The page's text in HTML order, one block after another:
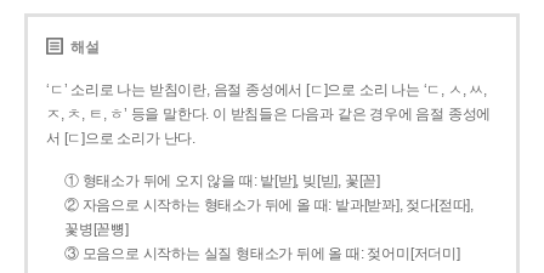
해설
‘ㄷ’ 소리로 나는 받침이란, 음절 종성에서 [ㄷ]으로 소리 나는 ‘ㄷ, ㅅ, ㅆ,
ㅈ, ㅊ, ㅌ, ㅎ’ 등을 말한다. 이 받침들은 다음과 같은 경우에 음절 종성에
서 [ㄷ]으로 소리가 난다.
① 형태소가 뒤에 오지 않을 때: 밭[받], 빚[빋], 꽃[꼳]
② 자음으로 시작하는 형태소가 뒤에 올 때: 밭과[받꽈], 젖다[젇따],
꽃병[꼳뼝]
③ 모음으로 시작하는 실질 형태소가 뒤에 올 때: 젖어미[저더미]